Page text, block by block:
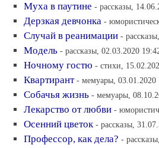
Муха в паутине - рассказы,
Дерзкая девчонка -
Случай в реанимации -
Модель - рассказы, 02.03.2020
Ночному гостю - стихи,
Квартирант - мемуары, 03.01.2020
Собачья жизнь - мемуары,
Лекарство от любви -
Осенний цветок - рассказы,
Профессор, как дела? -